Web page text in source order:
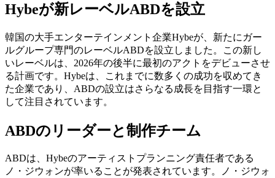
Hybeが新レーベルABDを設立
韓国の大手エンターテインメント企業Hybeが、新たにガー
ルグループ専門のレーベルABDを設立しました。この新し
いレーベルは、2026年の後半に最初のアクトをデビューさせ
る計画です。Hybeは、これまでに数多くの成功を収めてき
た企業であり、ABDの設立はさらなる成長を目指す一環と
して注目されています。
ABDのリーダーと制作チーム
ABDは、Hybeのアーティストプランニング責任者である
ノ・ジウォンが率いることが発表されています。ノ・ジウォ